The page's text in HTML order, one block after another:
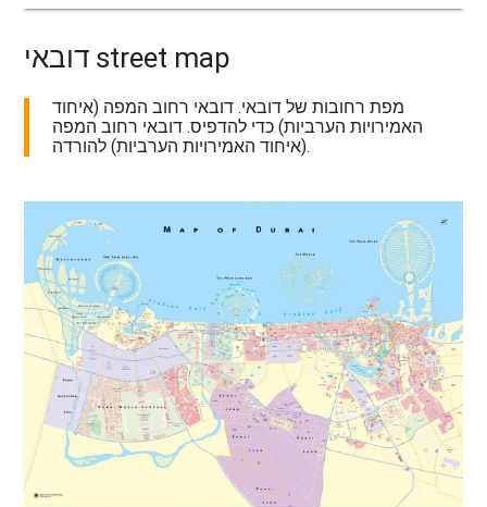
דובאי street map
מפת רחובות של דובאי. דובאי רחוב המפה (איחוד
האמירויות הערביות) כדי להדפיס. דובאי רחוב המפה
(איחוד האמירויות הערביות) להורדה.